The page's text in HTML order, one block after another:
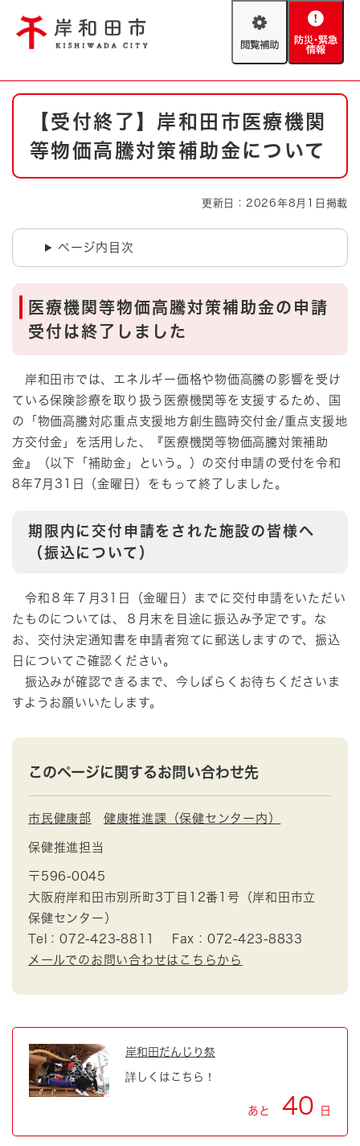
閲
助
防
緊
情
報
やさしい日本語
防災・緊急情報 救急・消防
ハザードマップ AED設置箇所
本
【受付終了】岸和田市医療機関
等物価高騰対策補助金について
更新日：2026年8月1日掲載
ページ内目次
医療機関等物価高騰対策補助金の申請
受付は終了しました
岸和田市では、エネルギー価格や物価高騰の影響を受け
ている保険診療を取り扱う医療機関等を支援するため、国
の「物価高騰対応重点支援地方創生臨時交付金/重点支援地
方交付金」を活用した、『医療機関等物価高騰対策補助
金』（以下「補助金」という。）の交付申請の受付を令和
8年7月31日（金曜日）をもって終了しました。
期限内に交付申請をされた施設の皆様へ
（振込について）
令和８年７月31日（金曜日）までに交付申請をいただい
たものについては、８月末を目途に振込み予定です。な
お、交付決定通知書を申請者宛てに郵送しますので、振込
日についてご確認ください。
振込みが確認できるまで、今しばらくお待ちくださいま
すようお願いいたします。
このページに関するお問い合わせ先
市民健康部 健康推進課（保健センター内）
保健推進担当
〒596-0045
大阪府岸和田市別所町3丁目12番1号（岸和田市立
保健センター）
Tel：072-423-8811
Fax：072-423-8833
メールでのお問い合わせはこちらから
岸和田だんじり祭
詳しくはこちら！
あと 40 日